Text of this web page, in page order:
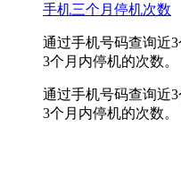
手机三个月停机次数
通过手机号码查询近
3个月内停机的次数。
通过手机号码查询近
3个月内停机的次数。